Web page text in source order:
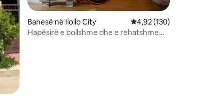
Banesë në Iloilo City Vlerësimi mesatar
4,92 (130)
Hapësirë e bollshme dhe e rehatshme